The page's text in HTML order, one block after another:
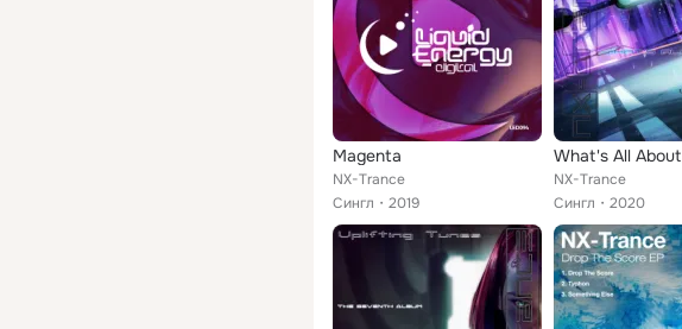
Magenta
NX-Trance
Сингл
2019
What's All About
NX-Trance
Сингл
2020